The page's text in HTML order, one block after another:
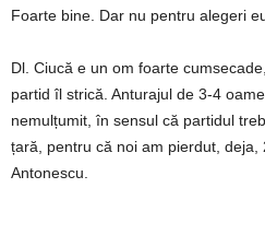
Foarte bine. Dar nu pentru alegeri
Dl. Ciucă e un om foarte
partid îl strică. Anturajul de 3-4
nemulțumit, în sensul că partidul
țară, pentru că noi am pierdut, deja,
Antonescu.